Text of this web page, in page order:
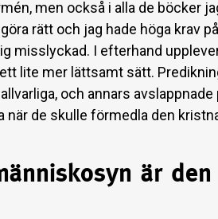
men också i alla de böcker
rätt och jag hade höga krav
misslyckad. I efterhand
lite mer lättsamt sätt.
och annars
när de skulle förmedla den
är